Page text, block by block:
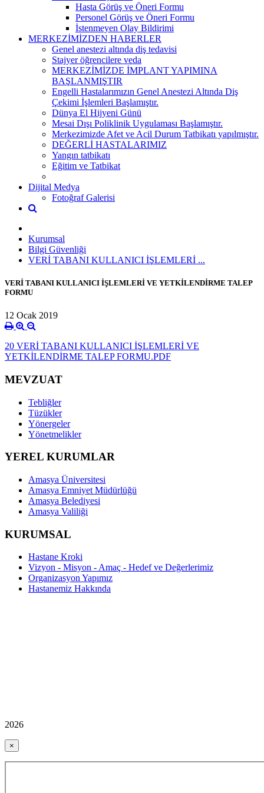
Hasta Görüş ve Öneri Formu
Personel Görüş ve Öneri Formu
İstenmeyen Olay Bildirimi
MERKEZİMİZDEN HABERLER
Genel anestezi altında diş tedavisi
Stajyer öğrencilere veda
MERKEZİMİZDE İMPLANT YAPIMINA
BAŞLANMIŞTIR
Engelli Hastalarımızın Genel Anestezi Altında Diş
Çekimi İşlemleri Başlamıştır.
Dünya El Hijyeni Günü
Mesai Dışı Poliklinik Uygulaması Başlamıştır.
Merkezimizde Afet ve Acil Durum Tatbikatı yapılmıştır.
DEĞERLİ HASTALARIMIZ
Yangın tatbikatı
Eğitim ve Tatbikat
Dijital Medya
Fotoğraf Galerisi
Kurumsal
Bilgi Güvenliği
VERİ TABANI KULLANICI İŞLEMLERİ ...
VERİ TABANI KULLANICI İŞLEMLERİ VE YETKİLENDİRME TALEP
FORMU
12 Ocak 2019
20 VERİ TABANI KULLANICI İŞLEMLERİ VE
YETKİLENDİRME TALEP FORMU.PDF
MEVZUAT
Tebliğler
Tüzükler
Yönergeler
Yönetmelikler
YEREL KURUMLAR
Amasya Üniversitesi
Amasya Emniyet Müdürlüğü
Amasya Belediyesi
Amasya Valiliği
KURUMSAL
Hastane Kroki
Vizyon - Misyon - Amaç - Hedef ve Değerlerimiz
Organizasyon Yapımız
Hastanemiz Hakkında
2026
×